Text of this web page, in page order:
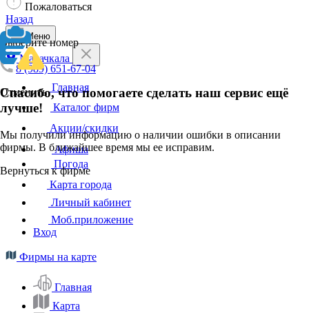
Пожаловаться
Назад
Выберите номер
8 (989) 651-67-04
Отменить
Спасибо, что помогаете сделать наш сервис ещё
лучше!
Мы получили информацию о наличии ошибки в описании
фирмы. В ближайшее время мы ее исправим.
Вернуться к фирме
Меню
Махачкала
Главная
Каталог фирм
Акции/скидки
Афиша
Погода
Карта города
Личный кабинет
Моб.приложение
Вход
Фирмы на карте
Главная
Карта